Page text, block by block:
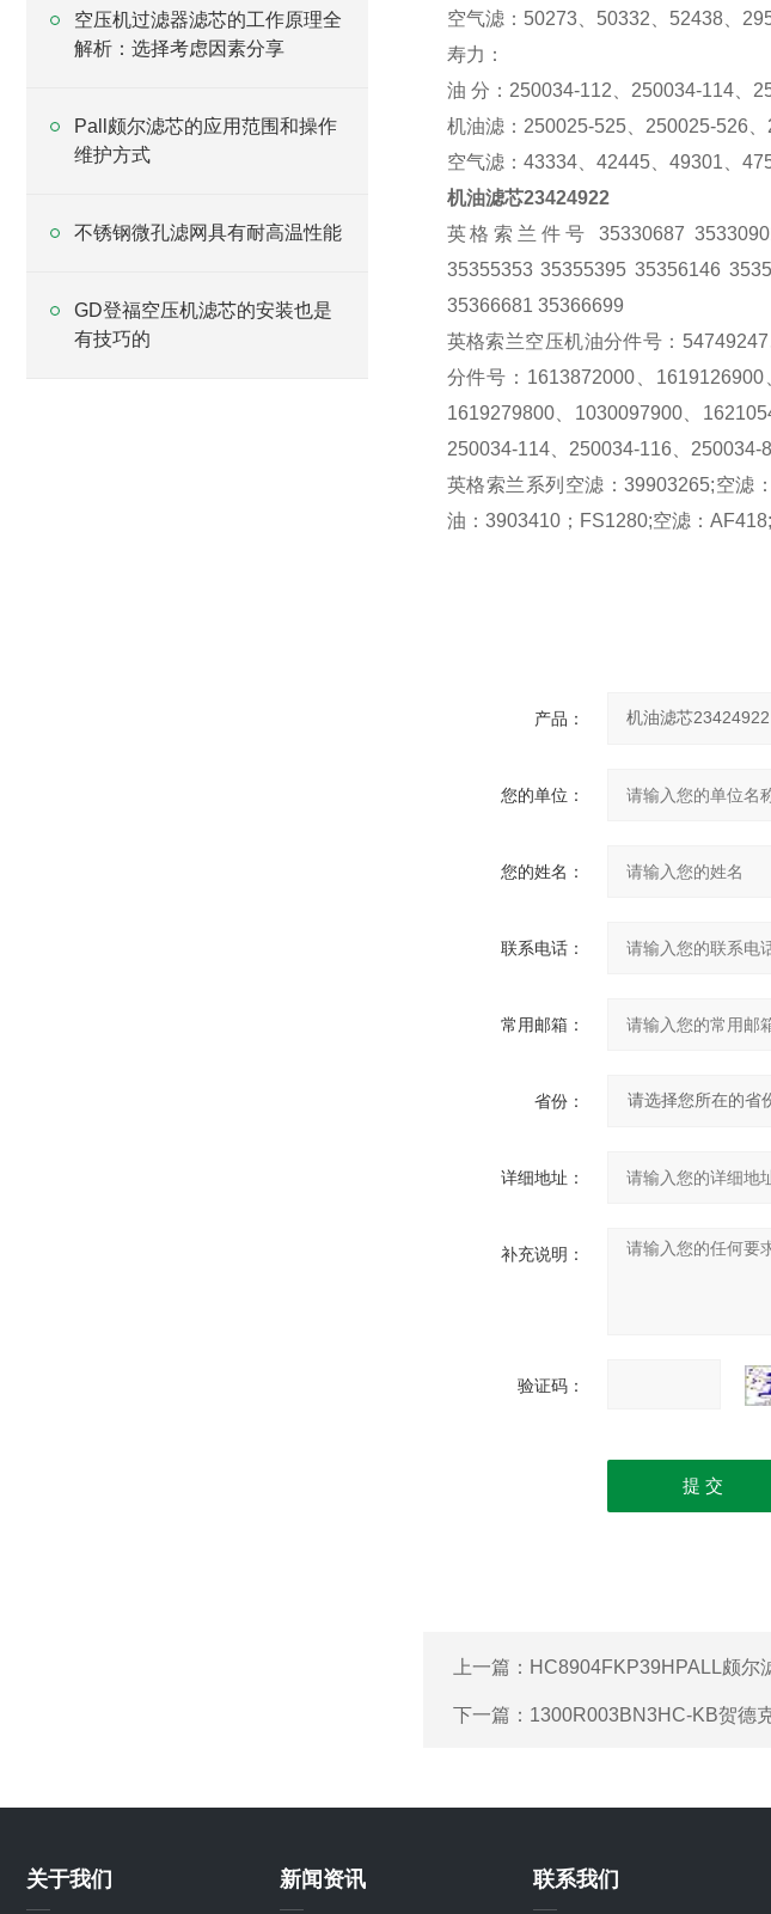
空压机过滤器滤芯的工作原理全
解析：选择考虑因素分享
Pall颇尔滤芯的应用范围和操作
维护方式
不锈钢微孔滤网具有耐高温性能
GD登福空压机滤芯的安装也是
有技巧的
空气滤：50273、50332、52438、
寿力：
油 分：250034-112、250034-114、
机油滤：250025-525、250025-526
空气滤：43334、42445、49301、
机油滤芯23424922
英格索兰件号 35330687
35355353 35355395 35356146
35366681 35366699
英格索兰空压机油分件号：
分件号：1613872000、
1619279800、1030097900、
250034-114、250034-116、250034-
英格索兰系列空滤：39903265;空滤
油：3903410；FS1280;空滤：
产品：
您的单位：
您的姓名：
联系电话：
常用邮箱：
省份：
详细地址：
补充说明：
验证码：
上一篇： HC8904FKP39HPALL颇尔
下一篇： 1300R003BN3HC-KB贺德
关于我们 新闻资讯 联系我们